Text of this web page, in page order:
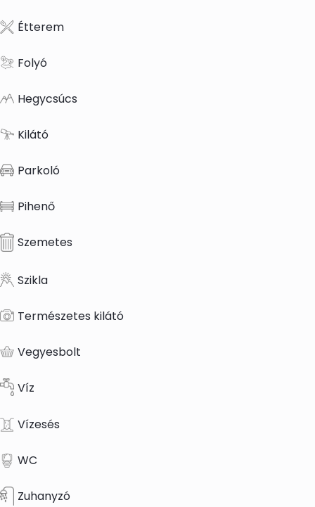
Étterem
Folyó
Hegycsúcs
Kilátó
Parkoló
Pihenő
Szemetes
Szikla
Természetes kilátó
Vegyesbolt
Víz
Vízesés
WC
Zuhanyzó